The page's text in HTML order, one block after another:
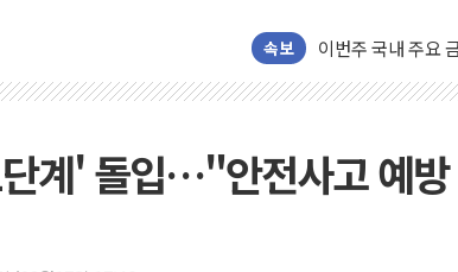
속보
포항시 재난예산
울진·영덕 '호우
인천 합동연설회
김민석, 2주차 제
[속보] 민주, 제주
계' 돌입…"안전사고 예방